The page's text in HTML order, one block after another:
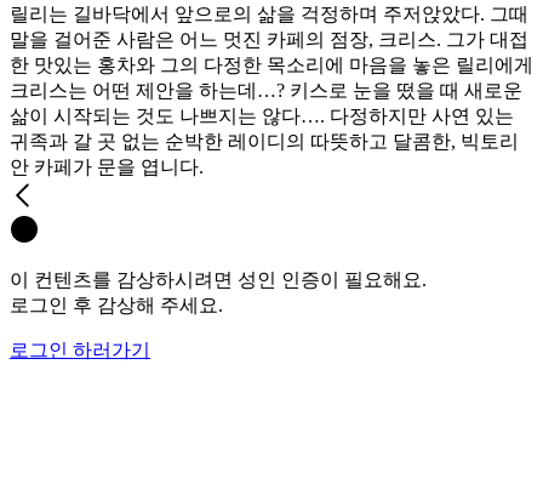
릴리는 길바닥에서 앞으로의 삶을 걱정하며 주저앉았다. 그때
말을 걸어준 사람은 어느 멋진 카페의 점장, 크리스. 그가 대접
한 맛있는 홍차와 그의 다정한 목소리에 마음을 놓은 릴리에게
크리스는 어떤 제안을 하는데…? 키스로 눈을 떴을 때 새로운
삶이 시작되는 것도 나쁘지는 않다…. 다정하지만 사연 있는
귀족과 갈 곳 없는 순박한 레이디의 따뜻하고 달콤한, 빅토리
안 카페가 문을 엽니다.
이 컨텐츠를 감상하시려면 성인 인증이 필요해요.
로그인 후 감상해 주세요.
로그인 하러가기